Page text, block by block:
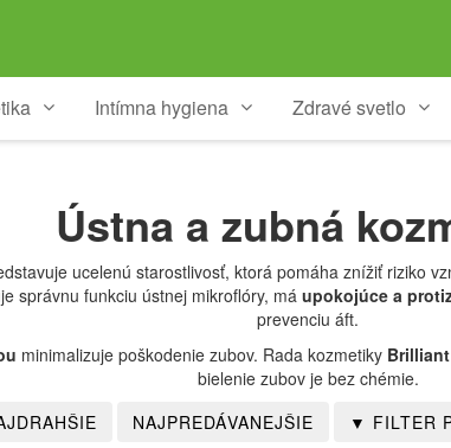
Intímna hygiena Zdravé svetlo
Ústna a zubná
ucelenú starostlivosť, ktorá pomáha znížiť riziko
správnu funkciu ústnej mikroflóry, má upokojúce a
prevenciu áft.
minimalizuje poškodenie zubov. Rada kozmetiky Brilliant
bielenie zubov je bez chémie.